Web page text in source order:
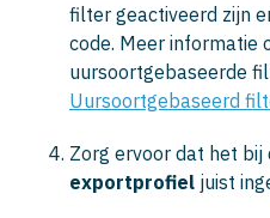
filter geactiveerd zijn
code. Meer informatie
uursoortgebaseerde
Uursoortgebaseerd
Zorg ervoor dat het
exportprofiel juist